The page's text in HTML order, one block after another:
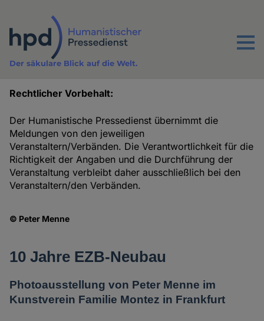
Inhalt
Menu
Der säkulare Blick auf die Welt.
Rechtlicher Vorbehalt:
Der Humanistische Pressedienst übernimmt die
Meldungen von den jeweiligen
Veranstaltern/Verbänden. Die Verantwortlichkeit für die
Richtigkeit der Angaben und die Durchführung der
Veranstaltung verbleibt daher ausschließlich bei den
Veranstaltern/den Verbänden.
© Peter Menne
10 Jahre EZB-Neubau
Photoausstellung von Peter Menne im
Kunstverein Familie Montez in Frankfurt